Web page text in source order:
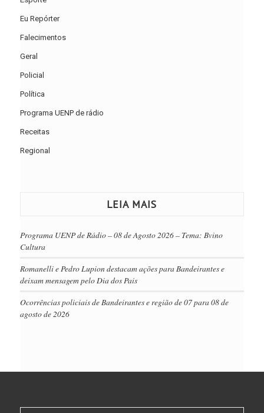
Eu Repórter
Falecimentos
Geral
Policial
Política
Programa UENP de rádio
Receitas
Regional
LEIA MAIS
Programa UENP de Rádio – 08 de Agosto 2026 – Tema: Bvino
Cultura
Romanelli e Pedro Lupion destacam ações para Bandeirantes e
deixam mensagem pelo Dia dos Pais
Ocorrências policiais de Bandeirantes e região de 07 para 08 de
agosto de 2026